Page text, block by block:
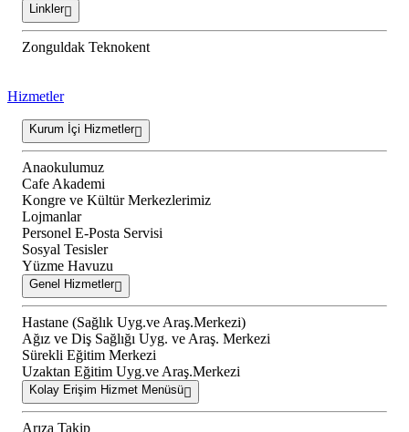
Linkler
Zonguldak Teknokent
Hizmetler
Kurum İçi Hizmetler
Anaokulumuz
Cafe Akademi
Kongre ve Kültür Merkezlerimiz
Lojmanlar
Personel E-Posta Servisi
Sosyal Tesisler
Yüzme Havuzu
Genel Hizmetler
Hastane (Sağlık Uyg.ve Araş.Merkezi)
Ağız ve Diş Sağlığı Uyg. ve Araş. Merkezi
Sürekli Eğitim Merkezi
Uzaktan Eğitim Uyg.ve Araş.Merkezi
Kolay Erişim Hizmet Menüsü
Arıza Takip